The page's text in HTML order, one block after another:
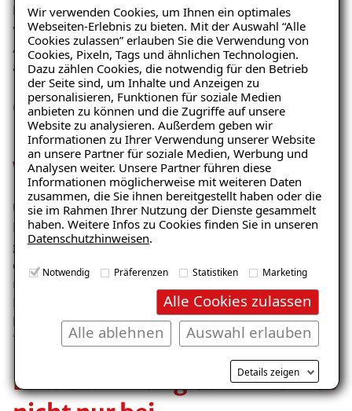
Wir verwenden Cookies, um Ihnen ein optimales
Webseiten-Erlebnis zu bieten. Mit der Auswahl “Alle
Cookies zulassen” erlauben Sie die Verwendung von
Cookies, Pixeln, Tags und ähnlichen Technologien.
Dazu zählen Cookies, die notwendig für den Betrieb
der Seite sind, um Inhalte und Anzeigen zu
personalisieren, Funktionen für soziale Medien
anbieten zu können und die Zugriffe auf unsere
Website zu analysieren. Außerdem geben wir
Informationen zu Ihrer Verwendung unserer Website
an unsere Partner für soziale Medien, Werbung und
Analysen weiter. Unsere Partner führen diese
Informationen möglicherweise mit weiteren Daten
zusammen, die Sie ihnen bereitgestellt haben oder die
sie im Rahmen Ihrer Nutzung der Dienste gesammelt
haben. Weitere Infos zu Cookies finden Sie in unseren
Datenschutzhinweisen.
Notwendig Präferenzen Statistiken Marketing
Alle Cookies zulassen
Auswahl erlauben
Alle ablehnen
Details zeigen
Dampfsperre. Eine zu hohe Raumluftfeuchtigkeit wird
von der Innendämmung aufgenommen und nach
Absinken der Raumluftfeuchte wieder in die Raumluft
abgegeben.
Gedämmte Wände
beeinflussen positiv unser
Wohlbefinden
Ungedämmte Wände stören nicht nur das
Behaglichkeitsgefühl, sondern sorgen für eine
geringere Raum- und Wandoberflächentemperatur,
durch die Schimmelbildung begünstigt wird. Eine
nachträgliche Dämmung mit unserer ISOTEC-
Innendämmung sorgt für ein angenehmes
Raumklima, beugt Schimmelbildung vor und hält die
Temperatur in den gedämmten Räumen.
Eine Dämmung von innen ist